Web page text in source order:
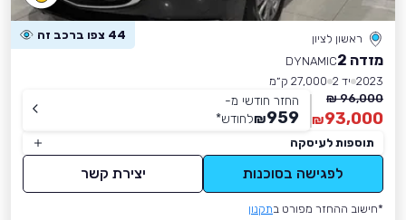
ראשון לציון 44 צפו ברכב זה
מזדה 2
DYNAMIC
2023 יד 2
27,000 ק״מ
96,000 ₪
93,000
₪
החזר חודשי מ-
959
₪לחודש*
תוספות לעיסקה
לפגישה בסוכנות יצירת קשר
*חישוב ההחזר מפורט בתקנון